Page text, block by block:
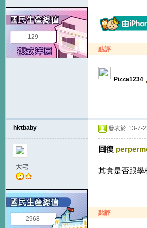
129
點評
Pizza1234
hktbaby
大宅
2968
發表於 13-7-
回復
其實是否跟學
點評